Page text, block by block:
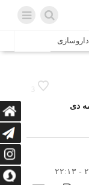
داروسازی
اسلام
با
کراچی
3
دی